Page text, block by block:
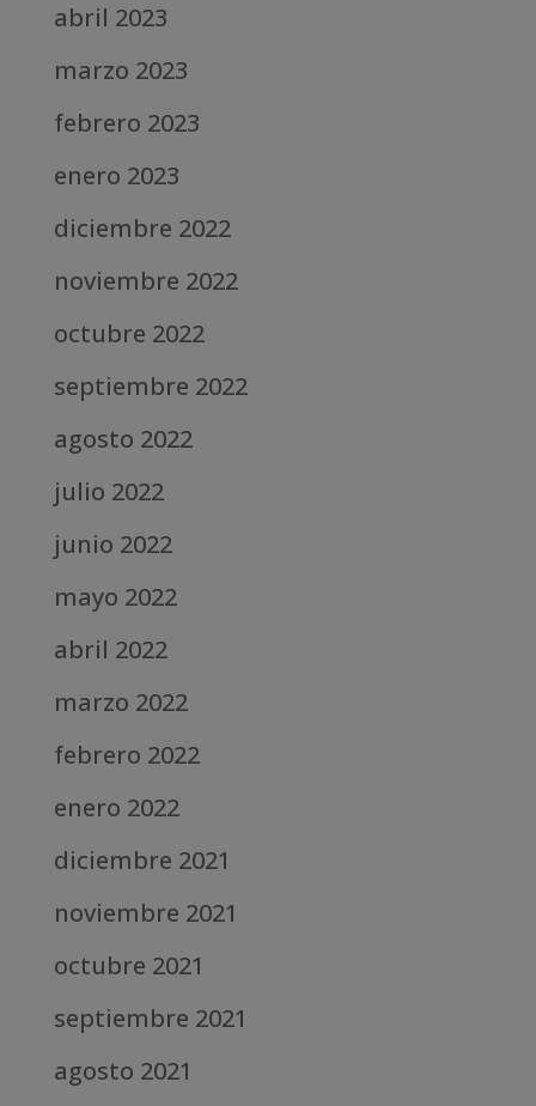
abril 2023
marzo 2023
febrero 2023
enero 2023
diciembre 2022
noviembre 2022
octubre 2022
septiembre 2022
agosto 2022
julio 2022
junio 2022
mayo 2022
abril 2022
marzo 2022
febrero 2022
enero 2022
diciembre 2021
noviembre 2021
octubre 2021
septiembre 2021
agosto 2021